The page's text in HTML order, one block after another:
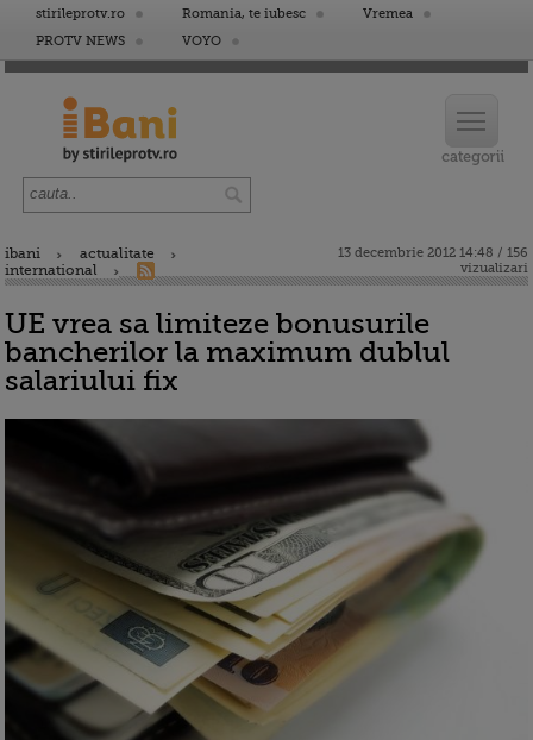
stirileprotv.ro Romania, te iubesc
Vremea
PROTV NEWS
VOYO
ibani
actualitate
international
13 decembrie 2012 14:48 / 156
vizualizari
UE vrea sa limiteze bonusurile
bancherilor la maximum dublul
salariului fix